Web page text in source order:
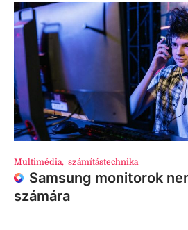
Multimédia, számítástechnika
Samsung monitorok
számára